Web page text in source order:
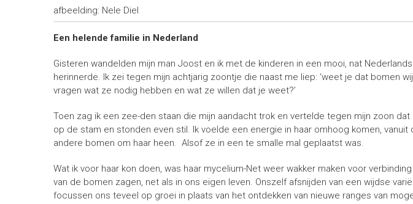
afbeelding: Nele Diel
Een helende familie in Nederland
Gisteren wandelden mijn man Joost en ik met de kinderen in een mooi, nat
herinnerde. Ik zei tegen mijn achtjarig zoontje die naast me liep: ‘weet je dat bomen
vragen wat ze nodig hebben en wat ze willen dat je weet?’
Toen zag ik een zee-den staan die mijn aandacht trok en vertelde tegen mijn zoon
op de stam en stonden even stil. Ik voelde een energie in haar omhoog komen,
andere bomen om haar heen. Alsof ze in een te smalle mal geplaatst was.
Wat ik voor haar kon doen, was haar mycelium-Net weer wakker maken voor
van de bomen zagen, net als in ons eigen leven. Onszelf afsnijden van een wijdse
focussen ons teveel op groei in plaats van het ontdekken van nieuwe ranges van